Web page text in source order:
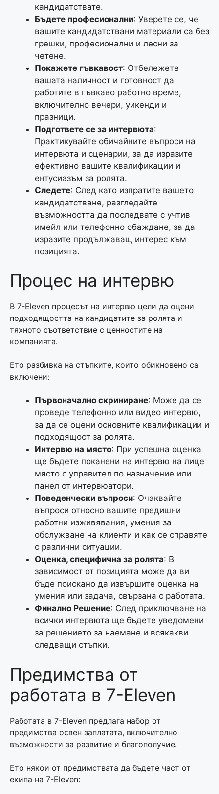
кандидатствате.
Бъдете професионални: Уверете се, че
вашите кандидатствани материали са без
грешки, професионални и лесни за
четене.
Покажете гъвкавост: Отбележете
вашата наличност и готовност да
работите в гъвкаво работно време,
включително вечери, уикенди и
празници.
Подгответе се за интервюта:
Практикувайте обичайните въпроси на
интервюта и сценарии, за да изразите
ефективно вашите квалификации и
ентусиазъм за ролята.
Следете: След като изпратите вашето
кандидатстване, разгледайте
възможността да последвате с учтив
имейл или телефонно обаждане, за да
изразите продължаващ интерес към
позицията.
Процес на интервю
В 7-Eleven процесът на интервю цели да оцени
подходящостта на кандидатите за ролята и
тяхното съответствие с ценностите на
компанията.
Ето разбивка на стъпките, които обикновено са
включени:
Първоначално скриниране: Може да се
проведе телефонно или видео интервю,
за да се оцени основните квалификации и
подходящост за ролята.
Интервю на място: При успешна оценка
ще бъдете поканени на интервю на лице
място с управител по назначение или
панел от интервюатори.
Поведенчески въпроси: Очаквайте
въпроси относно вашите предишни
работни изживявания, умения за
обслужване на клиенти и как се справяте
с различни ситуации.
Оценка, специфична за ролята: В
зависимост от позицията може да ви
бъде поискано да извършите оценка на
умения или задача, свързана с работата.
Финално Решение: След приключване на
всички интервюта ще бъдете уведомени
за решението за наемане и всякакви
следващи стъпки.
Предимства от
работата в 7-Eleven
Работата в 7-Eleven предлага набор от
предимства освен заплатата, включително
възможности за развитие и благополучие.
Ето някои от предимствата да бъдете част от
екипа на 7-Eleven: